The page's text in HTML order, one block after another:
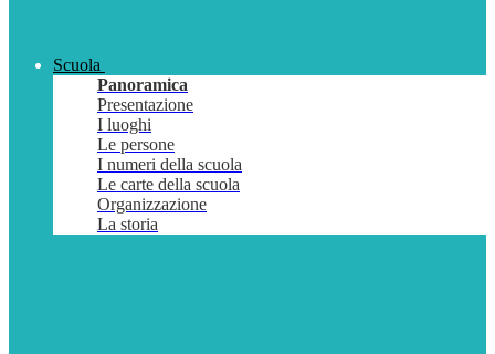
Scuola
Panoramica
Presentazione
I luoghi
Le persone
I numeri della scuola
Le carte della scuola
Organizzazione
La storia